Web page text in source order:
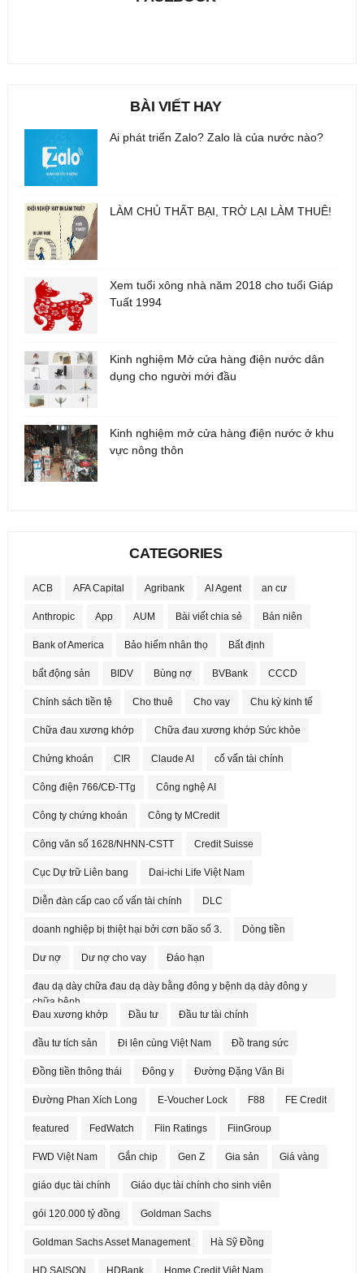
BÀI VIẾT HAY
Ai phát triển Zalo? Zalo là của nước nào?
LÀM CHỦ THẤT BẠI, TRỞ LẠI LÀM THUÊ!
Xem tuổi xông nhà năm 2018 cho tuổi Giáp
Tuất 1994
Kinh nghiệm Mở cửa hàng điện nước dân
dụng cho người mới đầu
Kinh nghiệm mở cửa hàng điện nước ở khu
vực nông thôn
CATEGORIES
ACB AFA Capital Agribank AI Agent an cư
Anthropic App AUM Bài viết chia sẻ Bán niên
Bank of America Bảo hiểm nhân thọ Bất định
bất động sản BIDV Bùng nợ BVBank CCCD
Chính sách tiền tệ Cho thuê Cho vay Chu kỳ kinh tế
Chữa đau xương khớp Chữa đau xương khớp Sức khỏe
Chứng khoán CIR Claude AI cố vấn tài chính
Công điện 766/CĐ-TTg Công nghệ AI
Công ty chứng khoán Công ty MCredit
Công văn số 1628/NHNN-CSTT Credit Suisse
Cục Dự trữ Liên bang Dai-ichi Life Việt Nam
Diễn đàn cấp cao cố vấn tài chính DLC
doanh nghiệp bị thiệt hại bởi cơn bão số 3. Dòng tiền
Dư nợ Dư nợ cho vay Đáo hạn
đau dạ dày chữa đau dạ dày bằng đông y bệnh dạ dày đông y
chữa bệnh
Đau xương khớp
Đầu tư Đầu tư tài chính
đầu tư tích sản Đi lên cùng Việt Nam Đồ trang sức
Đồng tiền thông thái Đông y Đường Đặng Văn Bi
Đường Phan Xích Long E-Voucher Lock F88 FE Credit
featured FedWatch Fiin Ratings FiinGroup
FWD Việt Nam Gắn chip Gen Z Gia sản Giá vàng
giáo dục tài chính Giáo dục tài chính cho sinh viên
gói 120.000 tỷ đồng Goldman Sachs
Goldman Sachs Asset Management Hà Sỹ Đồng
HD SAISON HDBank Home Credit Việt Nam